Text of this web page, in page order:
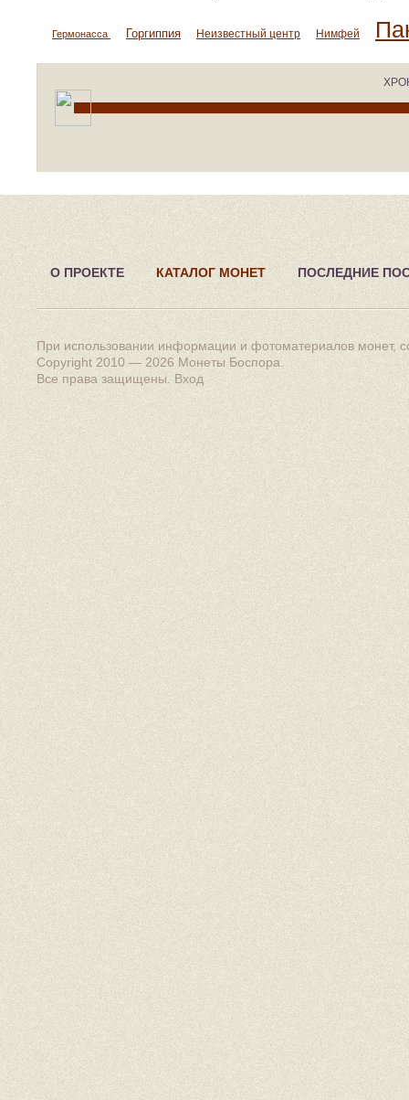
Гермонасса Горгиппия Неизвестный центр Нимфей
О ПРОЕКТЕ КАТАЛОГ МОНЕТ ПОСЛЕДНИЕ
При использовании информации и фотоматериалов монет,
Copyright 2010 — 2026 Монеты Боспора
Все права защищены. Вход